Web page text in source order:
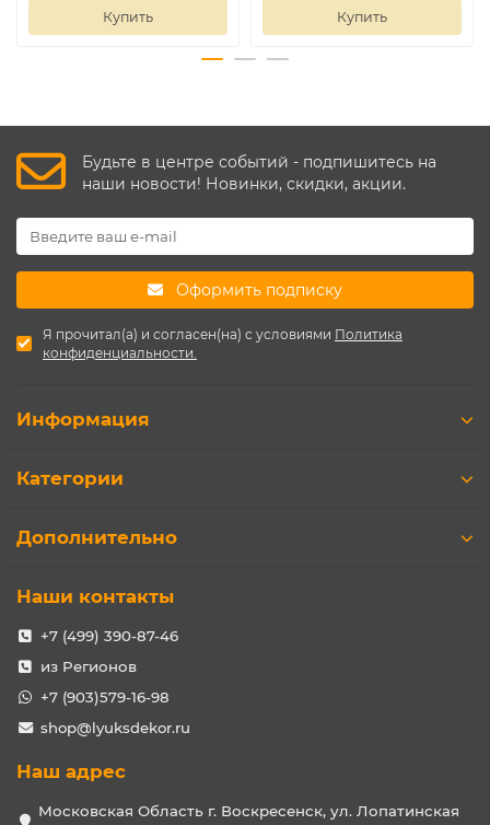
Купить Купить
Будьте в центре событий - подпишитесь на
наши новости! Новинки, скидки, акции.
Оформить подписку
Я прочитал(а) и согласен(на) с условиями Политика
конфиденциальности.
Информация
Категории
Дополнительно
Наши контакты
+7 (499) 390-87-46
из Регионов
+7 (903)579-16-98
shop@lyuksdekor.ru
Наш адрес
Московская Область г. Воскресенск, ул. Лопатинская